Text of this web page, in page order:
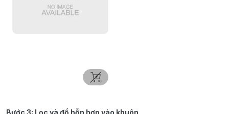
Bước 3: Lọc và đổ hỗn hợp vào khuôn